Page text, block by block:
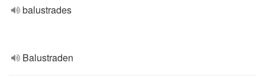
balustrades
Balustraden